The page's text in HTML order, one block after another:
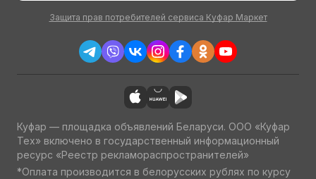
Защита прав потребителей сервиса Куфар Маркет
Куфар — площадка объявлений Беларуси. ООО «Куфар
Тех» включено в государственный информационный
ресурс «Реестр рекламораспространителей»
*Оплата производится в белорусских рублях по курсу